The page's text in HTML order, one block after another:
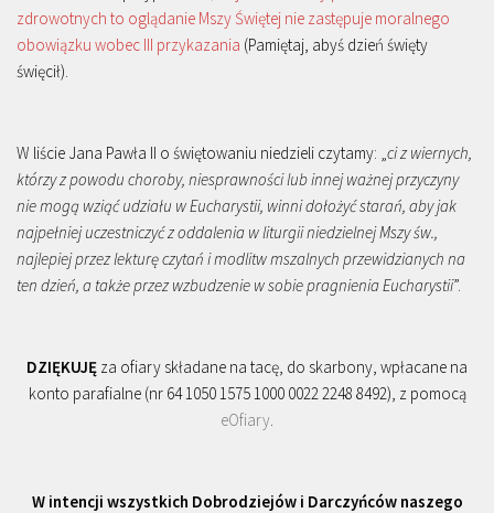
zdrowotnych to oglądanie Mszy Świętej nie zastępuje moralnego
obowiązku wobec III przykazania (Pamiętaj, abyś dzień święty
święcił).
W liście Jana Pawła II o świętowaniu niedzieli czytamy: „ci z wiernych,
którzy z powodu choroby, niesprawności lub innej ważnej przyczyny
nie mogą wziąć udziału w Eucharystii, winni dołożyć starań, aby jak
najpełniej uczestniczyć z oddalenia w liturgii niedzielnej Mszy św.,
najlepiej przez lekturę czytań i modlitw mszalnych przewidzianych na
ten dzień, a także przez wzbudzenie w sobie pragnienia Eucharystii”.
DZIĘKUJĘ za ofiary składane na tacę, do skarbony, wpłacane na
konto parafialne (nr 64 1050 1575 1000 0022 2248 8492), z pomocą
eOfiary.
W intencji wszystkich Dobrodziejów i Darczyńców naszego